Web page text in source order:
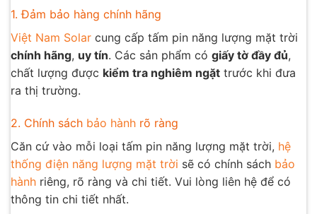
1. Đảm bảo hàng chính hãng
Việt Nam Solar cung cấp tấm pin năng lượng mặt trời
chính hãng, uy tín. Các sản phẩm có giấy tờ đầy đủ,
chất lượng được kiểm tra nghiêm ngặt trước khi đưa
ra thị trường.
2. Chính sách bảo hành rõ ràng
Căn cứ vào mỗi loại tấm pin năng lượng mặt trời, hệ
thống điện năng lượng mặt trời sẽ có chính sách bảo
hành riêng, rõ ràng và chi tiết. Vui lòng liên hệ để có
thông tin chi tiết nhất.